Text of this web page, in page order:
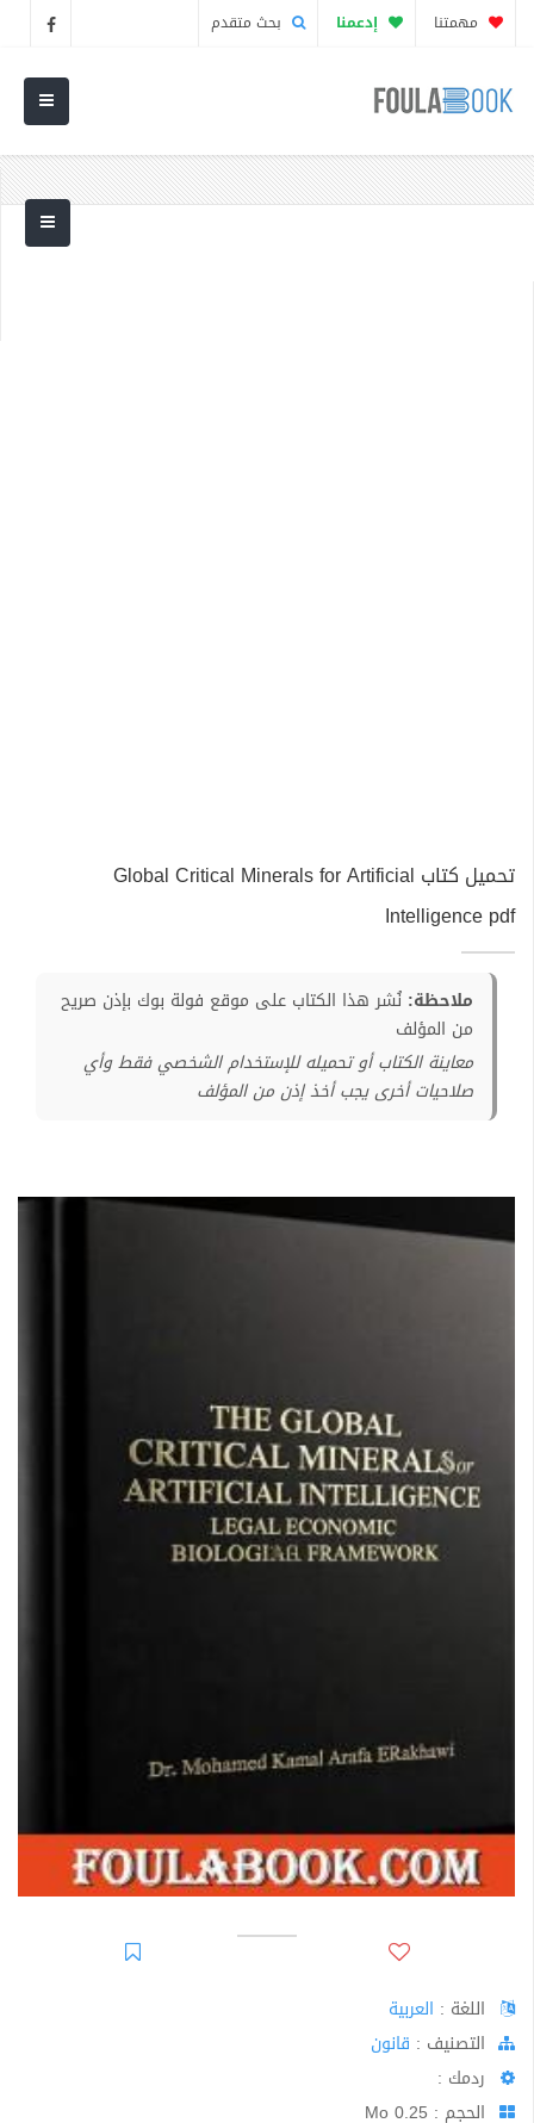
مهمتنا إدعمنا بحث متقدم
تحميل كتاب Global Critical Minerals for Artificial
Intelligence pdf
ملاحظة: نُشر هذا الكتاب على موقع فولة بوك بإذن صريح
من المؤلف
معاينة الكتاب أو تحميله للإستخدام الشخصي فقط وأي
صلاحيات أخرى يجب أخذ إذن من المؤلف
اللغة : العربية
اﻟﺘﺼﻨﻴﻒ : قانون
ردمك :
الحجم : 0.25 Mo